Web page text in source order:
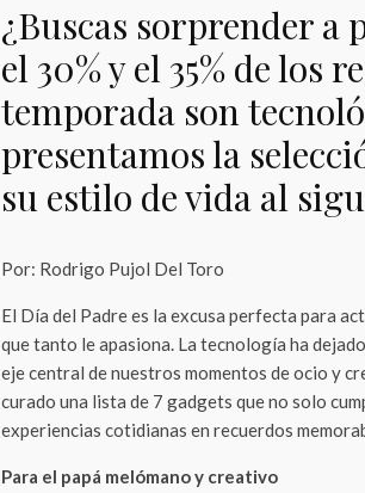
¿Buscas sorprender a
el 30% y el 35% de los
temporada son
presentamos la
su estilo de vida al
Por: Rodrigo Pujol Del Toro
El Día del Padre es la excusa perfecta para
que tanto le apasiona. La tecnología ha
eje central de nuestros momentos de ocio y
curado una lista de 7 gadgets que no solo
experiencias cotidianas en recuerdos
Para el papá melómano y creativo